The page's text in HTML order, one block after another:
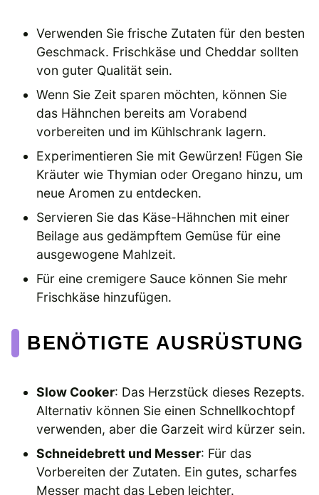
Verwenden Sie frische Zutaten für den besten
Geschmack. Frischkäse und Cheddar sollten
von guter Qualität sein.
Wenn Sie Zeit sparen möchten, können Sie
das Hähnchen bereits am Vorabend
vorbereiten und im Kühlschrank lagern.
Experimentieren Sie mit Gewürzen! Fügen Sie
Kräuter wie Thymian oder Oregano hinzu, um
neue Aromen zu entdecken.
Servieren Sie das Käse-Hähnchen mit einer
Beilage aus gedämpftem Gemüse für eine
ausgewogene Mahlzeit.
Für eine cremigere Sauce können Sie mehr
Frischkäse hinzufügen.
BENÖTIGTE AUSRÜSTUNG
Slow Cooker: Das Herzstück dieses Rezepts.
Alternativ können Sie einen Schnellkochtopf
verwenden, aber die Garzeit wird kürzer sein.
Schneidebrett und Messer: Für das
Vorbereiten der Zutaten. Ein gutes, scharfes
Messer macht das Leben leichter.